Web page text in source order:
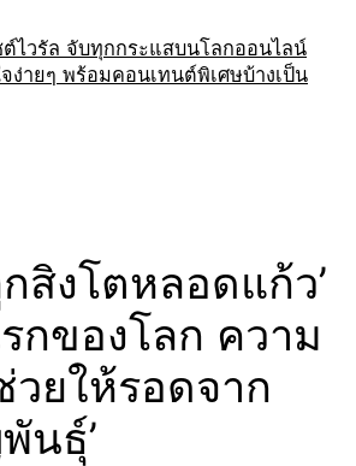
ต์ไวรัล จับทุกกระแสบนโลกออนไลน์
ง่ายๆ พร้อมคอนเทนต์พิเศษบ้างเป็น
สิงโตหลอดแก้ว’
กของโลก ความ
วยให้รอดจาก
นธุ์’